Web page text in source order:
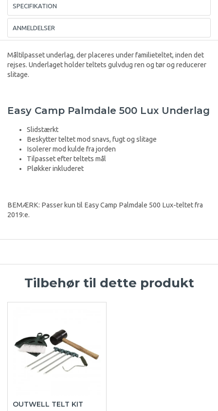
SPECIFIKATION
ANMELDELSER
Måltilpasset underlag, der placeres under familieteltet, inden det
rejses. Underlaget holder teltets gulvdug ren og tør og reducerer
slitage.
Easy Camp Palmdale 500 Lux Underlag
Slidstærkt
Beskytter teltet mod snavs, fugt og slitage
Isolerer mod kulde fra jorden
Tilpasset efter teltets mål
Pløkker inkluderet
BEMÆRK: Passer kun til Easy Camp Palmdale 500 Lux-teltetfra
2019:e.
Tilbehør til dette produkt
OUTWELL TELT KIT